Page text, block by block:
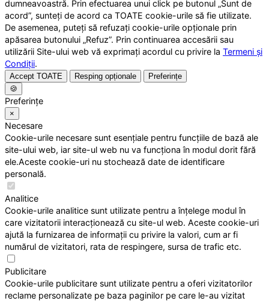
dumneavoastră. Prin efectuarea unui click pe butonul „Sunt de
acord”, sunteți de acord ca TOATE cookie-urile să fie utilizate.
De asemenea, puteți să refuzați cookie-urile opționale prin
apăsarea butonului „Refuz”. Prin continuarea accesării sau
utilizării Site-ului web vă exprimați acordul cu privire la Termeni și
Condiții.
Accept TOATE Resping opționale
Preferințe
🍪
Preferințe
×
Necesare
Cookie-urile necesare sunt esențiale pentru funcțiile de bază ale
site-ului web, iar site-ul web nu va funcționa în modul dorit fără
ele.Aceste cookie-uri nu stochează date de identificare
personală.
Analitice
Cookie-urile analitice sunt utilizate pentru a înțelege modul în
care vizitatorii interacționează cu site-ul web. Aceste cookie-uri
ajută la furnizarea de informații cu privire la valori, cum ar fi
numărul de vizitatori, rata de respingere, sursa de trafic etc.
Publicitare
Cookie-urile publicitare sunt utilizate pentru a oferi vizitatorilor
reclame personalizate pe baza paginilor pe care le-au vizitat